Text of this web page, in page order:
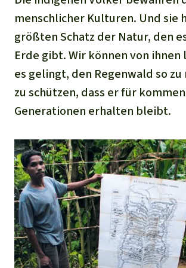
menschlicher Kulturen. Und sie
größten Schatz der Natur, den
Erde gibt. Wir können von ihnen
es gelingt, den Regenwald so zu
zu schützen, dass er für
Generationen erhalten bleibt.